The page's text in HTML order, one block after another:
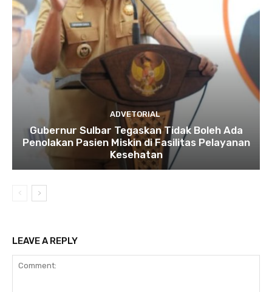
ADVETORIAL
Gubernur Sulbar Tegaskan Tidak Boleh Ada
Penolakan Pasien Miskin di Fasilitas Pelayanan
Kesehatan
LEAVE A REPLY